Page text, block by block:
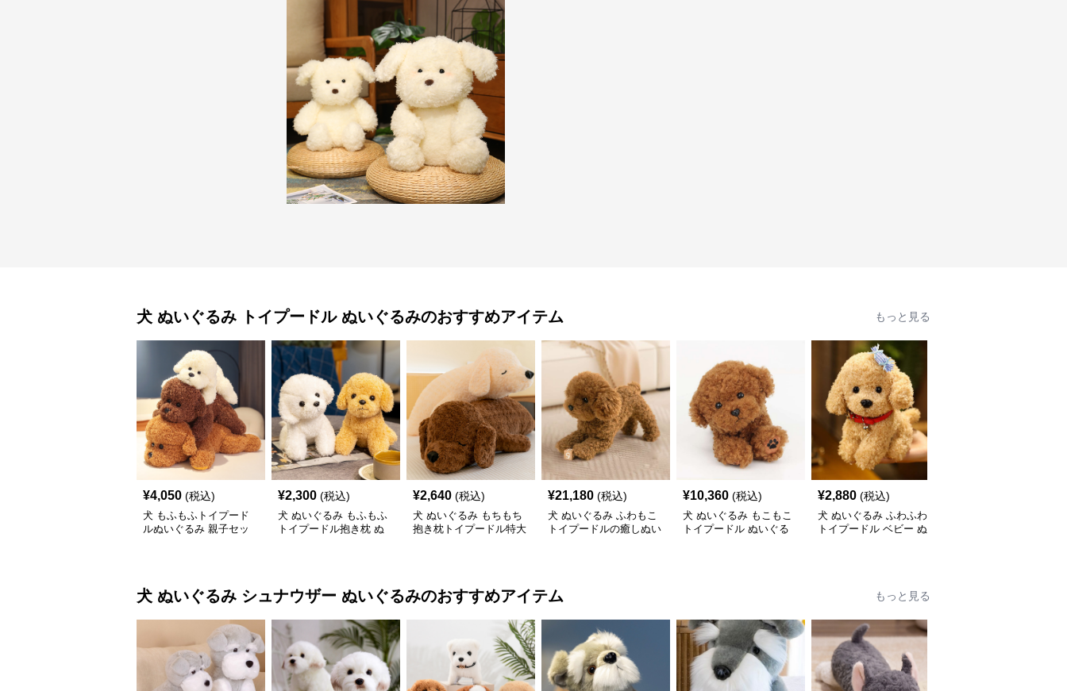
犬 ぬいぐるみ トイプードル ぬいぐるみのおすすめアイテム もっと見る
¥4,050 (税込)
犬 もふもふトイプード
ルぬいぐるみ 親子セッ
¥2,300 (税込)
犬 ぬいぐるみ もふもふ
トイプードル抱き枕 ぬ
¥2,640 (税込)
犬 ぬいぐるみ もちもち
抱き枕トイプードル特大
¥21,180 (税込)
犬 ぬいぐるみ ふわもこ
トイプードルの癒しぬい
¥10,360 (税込)
犬 ぬいぐるみ もこもこ
トイプードル ぬいぐる
¥2,880 (税込)
犬 ぬいぐるみ ふわふわ
トイプードル ベビー ぬ
犬 ぬいぐるみ シュナウザー ぬいぐるみのおすすめアイテム もっと見る